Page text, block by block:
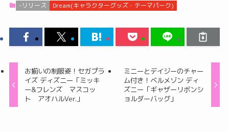
-リリース Dream(キャラクターグッズ・テーマパーク)
お揃いの制服姿！セガプラ
イズ ディズニー「ミッキ
ー&フレンズ マスコッ
ト アオハルVer.」
ミニーとデイジーのチャー
ム付き！ベルメゾン ディ
ズニー「ギャザーリボンシ
ョルダーバッグ」